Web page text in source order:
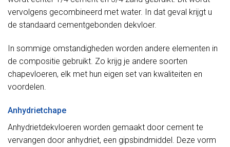
vervolgens gecombineerd met water. In dat geval krijgt u
de standaard cementgebonden dekvloer.
In sommige omstandigheden worden andere elementen in
de compositie gebruikt. Zo krijg je andere soorten
chapevloeren, elk met hun eigen set van kwaliteiten en
voordelen.
Anhydrietchape
Anhydrietdekvloeren worden gemaakt door cement te
vervangen door anhydriet, een gipsbindmiddel. Deze vorm